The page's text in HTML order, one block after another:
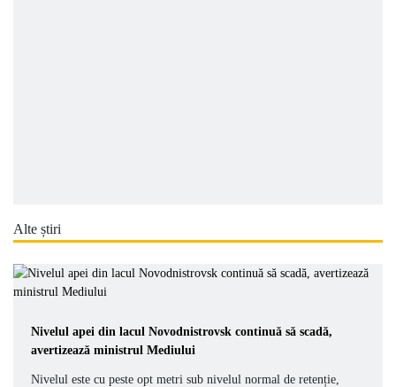
Alte știri
Nivelul apei din lacul Novodnistrovsk continuă să scadă,
avertizează ministrul Mediului
Nivelul este cu peste opt metri sub nivelul normal de retenție,